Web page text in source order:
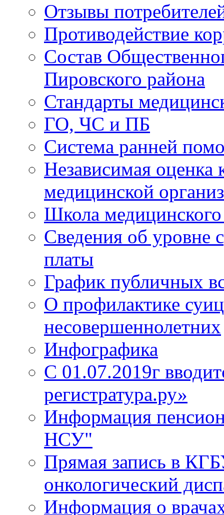
Отзывы
Противодействие
Состав
Пировского района
Стандарты
ГО, ЧС и ПБ
Система ранней
Независимая оценка
медицинской
Школа медицинского
Сведения об уровне
платы
График публичных
О профилактике
несовершеннолетних
Инфографика
С 01.07.2019г
регистратура.ру»
Информация
НСУ"
Прямая запись в
онкологический
Информация о